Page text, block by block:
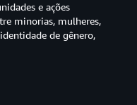
e ações
minorias, mulheres,
de gênero,